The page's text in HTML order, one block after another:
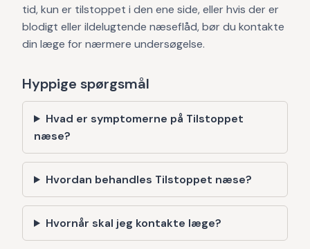
tid, kun er tilstoppet i den ene side, eller hvis der er
blodigt eller ildelugtende næseflåd, bør du kontakte
din læge for nærmere undersøgelse.
Hyppige spørgsmål
Hvad er symptomerne på Tilstoppet
næse?
Hvordan behandles Tilstoppet næse?
Hvornår skal jeg kontakte læge?